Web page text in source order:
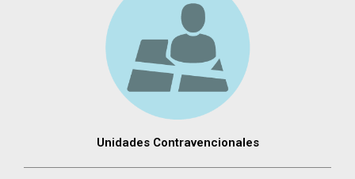
Unidades Contravencionales